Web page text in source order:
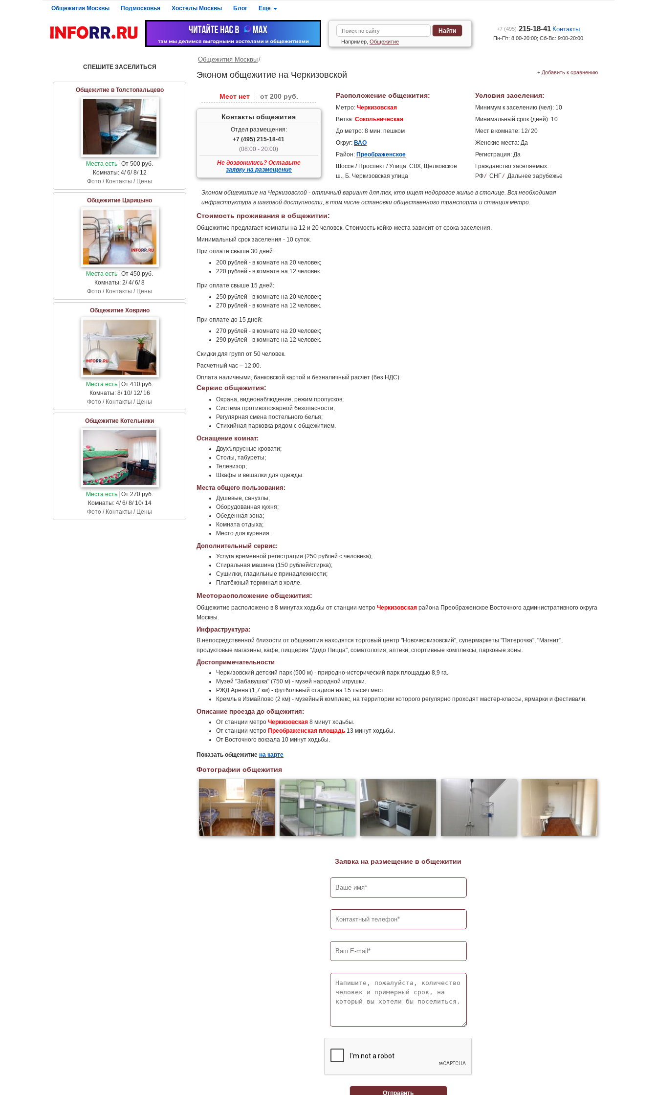
Общежития Москвы Подмосковья Хостелы Москвы Блог Еще
Найти
Например, Общежитие
+7 (495) 215-18-41 Контакты
Пн-Пт: 8:00-20:00; Сб-Вс: 9:00-20:00
СПЕШИТЕ ЗАСЕЛИТЬСЯ
Общежитие в Толстопальцево
Места есть От 500 руб.
Комнаты: 4/ 6/ 8/ 12
Фото / Контакты / Цены
Общежитие Царицыно
Места есть От 450 руб.
Комнаты: 2/ 4/ 6/ 8
Фото / Контакты / Цены
Общежитие Ховрино
Места есть От 410 руб.
Комнаты: 8/ 10/ 12/ 16
Фото / Контакты / Цены
Общежитие Котельники
Места есть От 270 руб.
Комнаты: 4/ 6/ 8/ 10/ 14
Фото / Контакты / Цены
Общежития Москвы
Эконом общежитие на Черкизовской + Добавить к сравнению
Мест нет от 200 руб.
Контакты общежития
Отдел размещения:
+7 (495) 215-18-41
(08:00 - 20:00)
Не дозвонились? Оставьте
заявку на размещение
Расположение общежития:
Метро: Черкизовская
Ветка: Сокольническая
До метро: 8 мин. пешком
Округ: ВАО
Район: Преображенское
Шоссе / Проспект / Улица: СВХ, Щелковское
ш., Б. Черкизовская улица
Условия заселения:
Минимум к заселению (чел): 10
Минимальный срок (дней): 10
Мест в комнате: 12/ 20
Женские места: Да
Регистрация: Да
Гражданство заселяемых:
РФ/ СНГ/ Дальнее зарубежье
Эконом общежитие на Черкизовской - отличный вариант для тех, кто ищет недорогое жилье в столице. Вся необходимая
инфраструктура в шаговой доступности, в том числе остановки общественного транспорта и станция метро.
Стоимость проживания в общежитии:
Общежитие предлагает комнаты на 12 и 20 человек. Стоимость койко-места зависит от срока заселения.
Минимальный срок заселения - 10 суток.
При оплате свыше 30 дней:
200 рублей - в комнате на 20 человек;
220 рублей - в комнате на 12 человек.
При оплате свыше 15 дней:
250 рублей - в комнате на 20 человек;
270 рублей - в комнате на 12 человек.
При оплате до 15 дней:
270 рублей - в комнате на 20 человек;
290 рублей - в комнате на 12 человек.
Скидки для групп от 50 человек.
Расчетный час – 12:00.
Оплата наличными, банковской картой и безналичный расчет (без НДС).
Сервис общежития:
Охрана, видеонаблюдение, режим пропусков;
Система противопожарной безопасности;
Регулярная смена постельного белья;
Стихийная парковка рядом с общежитием.
Оснащение комнат:
Двухъярусные кровати;
Столы, табуреты;
Телевизор;
Шкафы и вешалки для одежды.
Места общего пользования:
Душевые, санузлы;
Оборудованная кухня;
Обеденная зона;
Комната отдыха;
Место для курения.
Дополнительный сервис:
Услуга временной регистрации (250 рублей с человека);
Стиральная машина (150 рублей/стирка);
Сушилки, гладильные принадлежности;
Платёжный терминал в холле.
Месторасположение общежития:
Общежитие расположено в 8 минутах ходьбы от станции метро Черкизовская района Преображенское Восточного административного округа
Москвы.
Инфраструктура:
В непосредственной близости от общежития находятся торговый центр "Новочеркизовский", супермаркеты "Пятерочка", "Магнит",
продуктовые магазины, кафе, пиццерия "Додо Пицца", соматология, аптеки, спортивные комплексы, парковые зоны.
Достопримечательности
Черкизовский детский парк (500 м) - природно-исторический парк площадью 8,9 га.
Музей "Забавушка" (750 м) - музей народной игрушки.
РЖД Арена (1,7 км) - футбольный стадион на 15 тысяч мест.
Кремль в Измайлово (2 км) - музейный комплекс, на территории которого регулярно проходят мастер-классы, ярмарки и фестивали.
Описание проезда до общежития:
От станции метро Черкизовская 8 минут ходьбы.
От станции метро Преображенская площадь 13 минут ходьбы.
От Восточного вокзала 10 минут ходьбы.
Показать общежитие на карте
Фотографии общежития
Заявка на размещение в общежитии
Отправить